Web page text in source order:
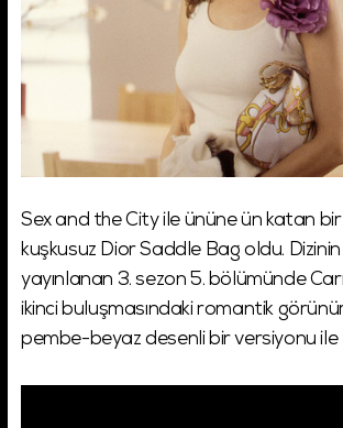
Sex and the City ile ününe ün katan
kuşkusuz Dior Saddle Bag oldu. Dizinin
yayınlanan 3. sezon 5. bölümünde
ikinci buluşmasındaki romantik
pembe-beyaz desenli bir versiyonu ile